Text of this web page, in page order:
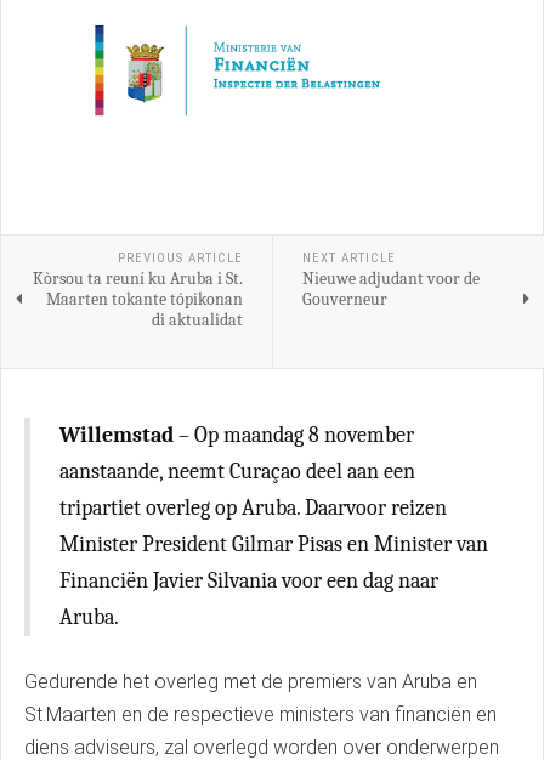
PREVIOUS ARTICLE
Kòrsou ta reuní ku Aruba i St.
Maarten tokante tópikonan
di aktualidat
NEXT ARTICLE
Nieuwe adjudant voor de
Gouverneur
Willemstad– Op maandag 8 november
aanstaande, neemt Curaçao deel aan een
tripartiet overleg op Aruba. Daarvoor reizen
Minister President Gilmar Pisas en Minister van
Financiën Javier Silvania voor een dag naar
Aruba.
Gedurende het overleg met de premiers van Aruba en
St.Maarten en de respectieve ministers van financiën en
diens adviseurs, zal overlegd worden over onderwerpen